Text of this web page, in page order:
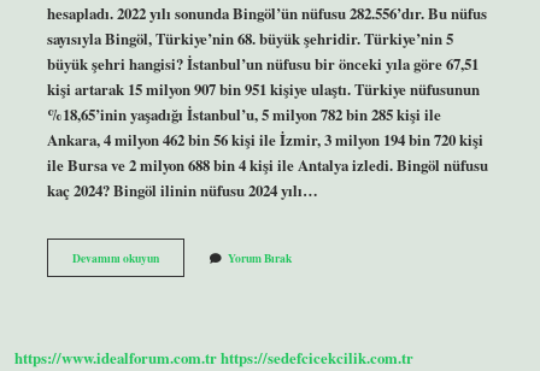
hesapladı. 2022 yılı sonunda Bingöl’ün nüfusu 282.556’dır. Bu nüfus
sayısıyla Bingöl, Türkiye’nin 68. büyük şehridir. Türkiye’nin 5
büyük şehri hangisi? İstanbul’un nüfusu bir önceki yıla göre 67,51
kişi artarak 15 milyon 907 bin 951 kişiye ulaştı. Türkiye nüfusunun
%18,65’inin yaşadığı İstanbul’u, 5 milyon 782 bin 285 kişi ile
Ankara, 4 milyon 462 bin 56 kişi ile İzmir, 3 milyon 194 bin 720 kişi
ile Bursa ve 2 milyon 688 bin 4 kişi ile Antalya izledi. Bingöl nüfusu
kaç 2024? Bingöl ilinin nüfusu 2024 yılı…
Devamını okuyunBingöl
Türkiyenin
Yorum Bırak
https://www.idealforum.com.trhttps://sedefcicekcilik.com.tr